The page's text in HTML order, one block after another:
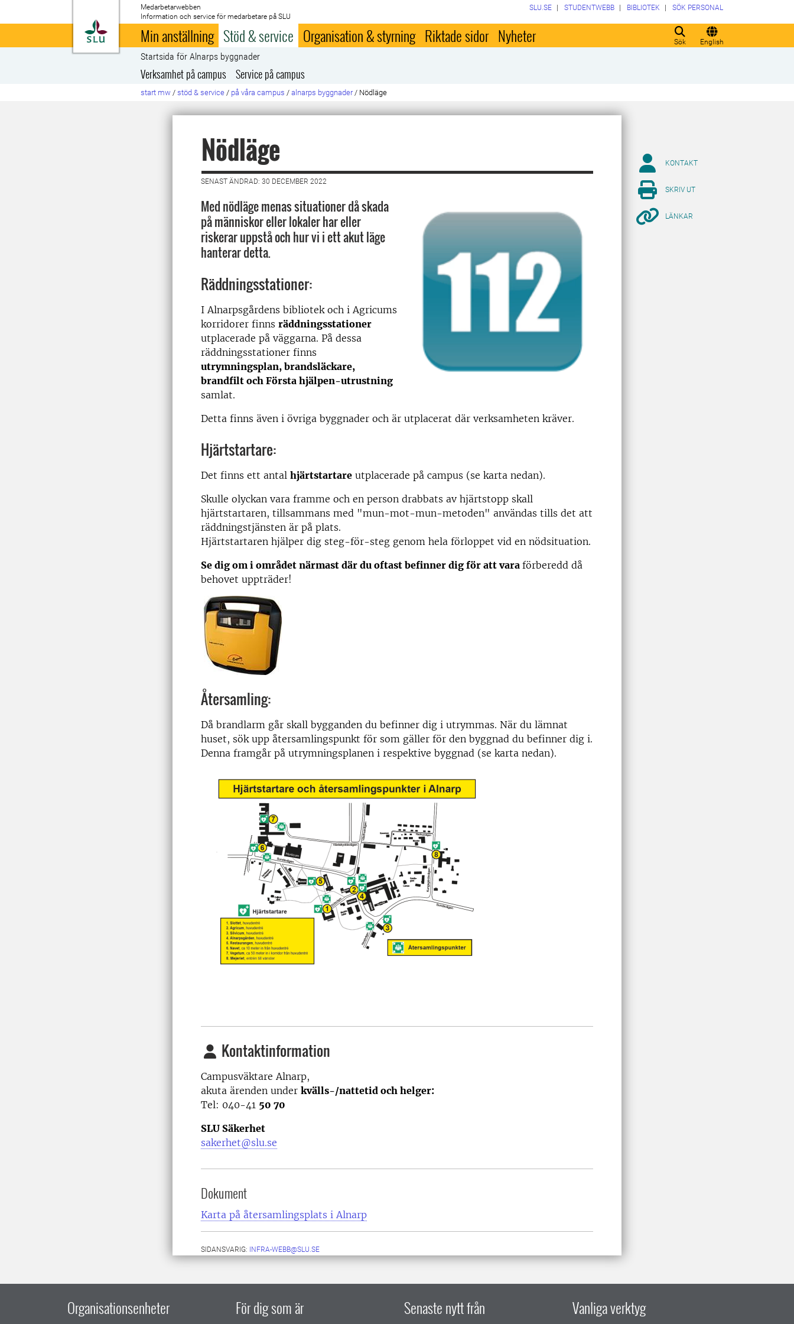
Till startsida
Medarbetarwebben
Information och service för medarbetare på SLU
Sök English
SLU.SE STUDENTWEBB BIBLIOTEK SÖK PERSONAL
Min anställning Stöd & service Organisation & styrning Riktade sidor Nyheter
Startsida för Alnarps byggnader
Verksamhet på campus Service på campus
start mw / stöd & service / på våra campus / alnarps byggnader / Nödläge
Nödläge
SENAST ÄNDRAD: 30 DECEMBER 2022
Med nödläge menas situationer då skada
på människor eller lokaler har eller
riskerar uppstå och hur vi i ett akut läge
hanterar detta.
Räddningsstationer:
I Alnarpsgårdens bibliotek och i Agricums
korridorer finns räddningsstationer
utplacerade på väggarna. På dessa
räddningsstationer finns
utrymningsplan, brandsläckare,
brandfilt och Första hjälpen-utrustning
samlat.
Detta finns även i övriga byggnader och är utplacerat där verksamheten kräver.
Hjärtstartare:
Det finns ett antal hjärtstartare utplacerade på campus (se karta nedan).
Skulle olyckan vara framme och en person drabbats av hjärtstopp skall
hjärtstartaren, tillsammans med "mun-mot-mun-metoden" användas tills det att
räddningstjänsten är på plats.
Hjärtstartaren hjälper dig steg-för-steg genom hela förloppet vid en nödsituation.
Se dig om i området närmast där du oftast befinner dig för att vara förberedd då
behovet uppträder!
Återsamling:
Då brandlarm går skall bygganden du befinner dig i utrymmas. När du lämnat
huset, sök upp återsamlingspunkt för som gäller för den byggnad du befinner dig i.
Denna framgår på utrymningsplanen i respektive byggnad (se karta nedan).
Kontaktinformation
Campusväktare Alnarp,
akuta ärenden under kvälls-/nattetid och helger:
Tel: 040-41 50 70
SLU Säkerhet
sakerhet@slu.se
Dokument
Karta på återsamlingsplats i Alnarp
SIDANSVARIG: INFRA-WEBB@SLU.SE
KONTAKT
SKRIV UT
LÄNKAR
Organisationsenheter För dig som är Senaste nytt från Vanliga verktyg